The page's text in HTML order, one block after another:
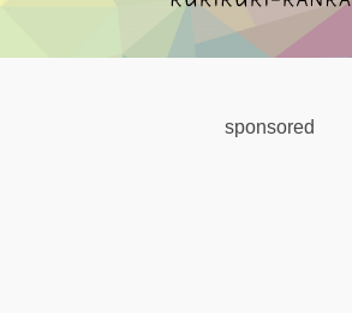
sponsored